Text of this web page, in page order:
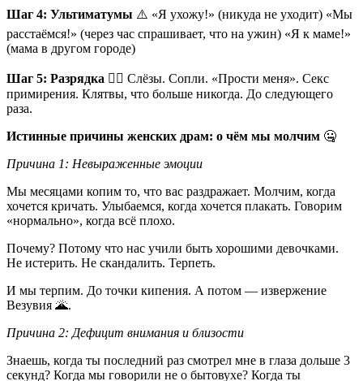
Шаг 4: Ультиматумы ⚠️ «Я ухожу!» (никуда не уходит) «Мы
расстаёмся!» (через час спрашивает, что на ужин) «Я к маме!»
(мама в другом городе)
Шаг 5: Разрядка 😮‍💨 Слёзы. Сопли. «Прости меня». Секс
примирения. Клятвы, что больше никогда. До следующего
раза.
Истинные причины женских драм: о чём мы молчим 🤐
Причина 1: Невыраженные эмоции
Мы месяцами копим то, что вас раздражает. Молчим, когда
хочется кричать. Улыбаемся, когда хочется плакать. Говорим
«нормально», когда всё плохо.
Почему? Потому что нас учили быть хорошими девочками.
Не истерить. Не скандалить. Терпеть.
И мы терпим. До точки кипения. А потом — извержение
Везувия 🌋.
Причина 2: Дефицит внимания и близости
Знаешь, когда ты последний раз смотрел мне в глаза дольше 3
секунд? Когда мы говорили не о бытовухе? Когда ты